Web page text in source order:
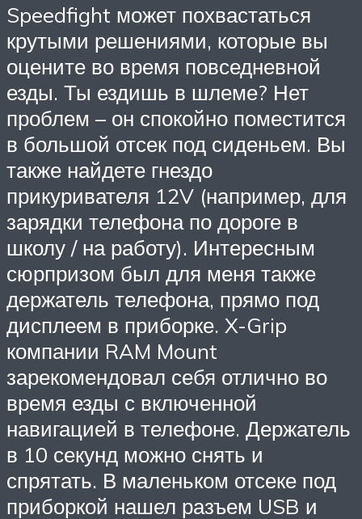
Speedfight может похвастаться
крутыми решениями, которые вы
оцените во время повседневной
езды. Ты ездишь в шлеме? Нет
проблем – он спокойно поместится
в большой отсек под сиденьем. Вы
также найдете гнездо
прикуривателя 12V (например, для
зарядки телефона по дороге в
школу / на работу). Интересным
сюрпризом был для меня также
держатель телефона, прямо под
дисплеем в приборке. X-Grip
компании RAM Mount
зарекомендовал себя отлично во
время езды с включенной
навигацией в телефоне. Держатель
в 10 секунд можно снять и
спрятать. В маленьком отсеке под
приборкой нашел разъем USB и